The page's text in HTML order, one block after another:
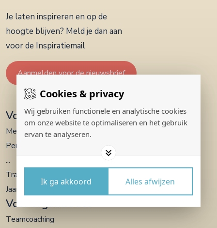
Cookies & privacy
Wij gebruiken functionele en analytische cookies
om onze website te optimaliseren en het gebruik
ervan te analyseren.
Ik ga akkoord Alles afwijzen
Je laten inspireren en op de
hoogte blijven? Meld je dan aan
voor de Inspiratiemail
Aanmelden voor de nieuwsbrief
Voor jezelf
Meditaties
Persoonlijke coaching
...
Trainingen en retraites
Jaartrajecten en intensieve programma’s
Voor organisaties
Teamcoaching